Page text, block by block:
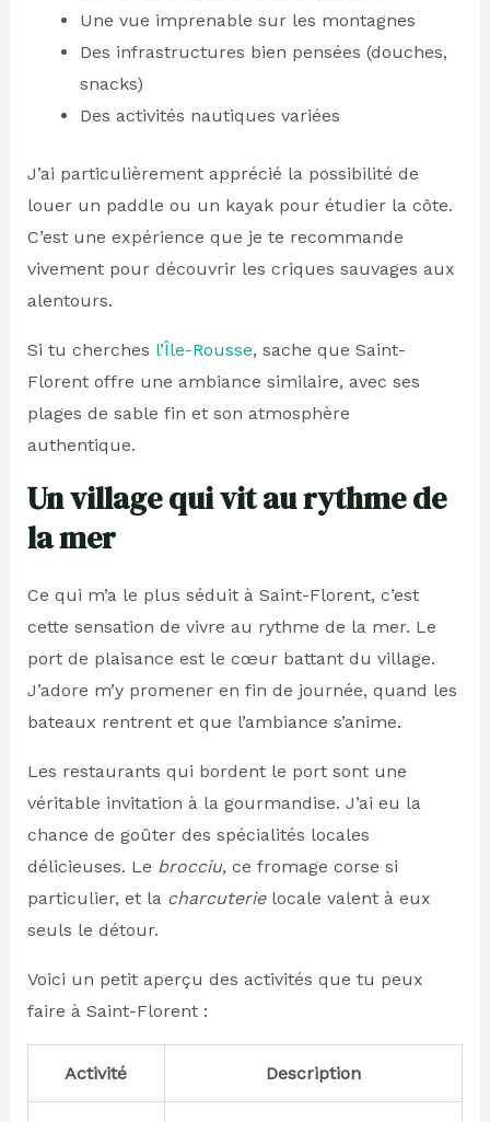
Une vue imprenable sur les montagnes
Des infrastructures bien pensées (douches,
snacks)
Des activités nautiques variées
J’ai particulièrement apprécié la possibilité de
louer un paddle ou un kayak pour étudier la côte.
C’est une expérience que je te recommande
vivement pour découvrir les criques sauvages aux
alentours.
Si tu cherches l’Île-Rousse, sache que Saint-
Florent offre une ambiance similaire, avec ses
plages de sable fin et son atmosphère
authentique.
Un village qui vit au rythme de
la mer
Ce qui m’a le plus séduit à Saint-Florent, c’est
cette sensation de vivre au rythme de la mer. Le
port de plaisance est le cœur battant du village.
J’adore m’y promener en fin de journée, quand les
bateaux rentrent et que l’ambiance s’anime.
Les restaurants qui bordent le port sont une
véritable invitation à la gourmandise. J’ai eu la
chance de goûter des spécialités locales
délicieuses. Le brocciu, ce fromage corse si
particulier, et la charcuterielocale valent à eux
seuls le détour.
Voici un petit aperçu des activités que tu peux
faire à Saint-Florent :
Activité Description